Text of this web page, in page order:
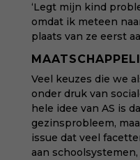
‘Legt mijn kind
omdat ik meteen
plaats van ze eerst
Veel keuzes die we
onder druk van
hele idee van AS is
gezinsprobleem,
issue dat veel
aan